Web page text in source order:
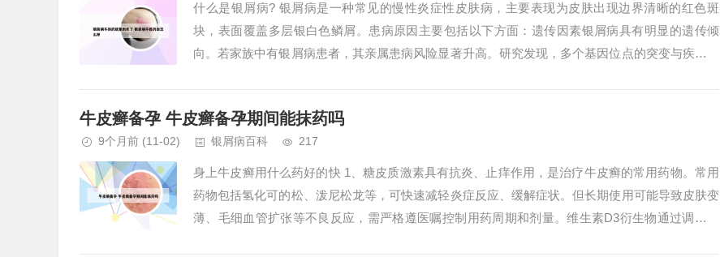
什么是银屑病? 银屑病是一种常见的慢性炎症性皮肤病，主要表现为皮肤出现边界清晰的红色斑
块，表面覆盖多层银白色鳞屑。患病原因主要包括以下方面：遗传因素银屑病具有明显的遗传倾
向。若家族中有银屑病患者，其亲属患病风险显著升高。研究发现，多个基因位点的突变与疾病发
牛皮癣备孕 牛皮癣备孕期间能抹药吗
9个月前 (11-02) 银屑病百科 217
身上牛皮癣用什么药好的快 1、糖皮质激素具有抗炎、止痒作用，是治疗牛皮癣的常用药物。常用
药物包括氢化可的松、泼尼松龙等，可快速减轻炎症反应、缓解症状。但长期使用可能导致皮肤变
薄、毛细血管扩张等不良反应，需严格遵医嘱控制用药周期和剂量。维生素D3衍生物通过调节免